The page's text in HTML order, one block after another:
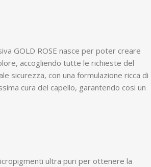
GOLD ROSE nasce per poter creare
accogliendo tutte le richieste del
sicurezza, con una formulazione ricca di
cura del capello, garantendo cosi un
ultra puri per ottenere la